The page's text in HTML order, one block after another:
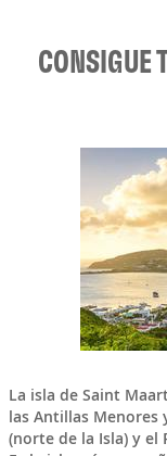
CONSIGUE
La isla de Saint
las Antillas Menores
(norte de la Isla) y el